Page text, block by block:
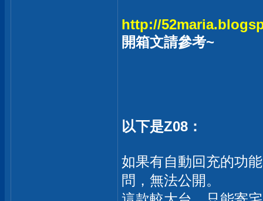
http://
開箱文請參考~
以下是Z08：
如果有自動回充的功
問，無法公開。